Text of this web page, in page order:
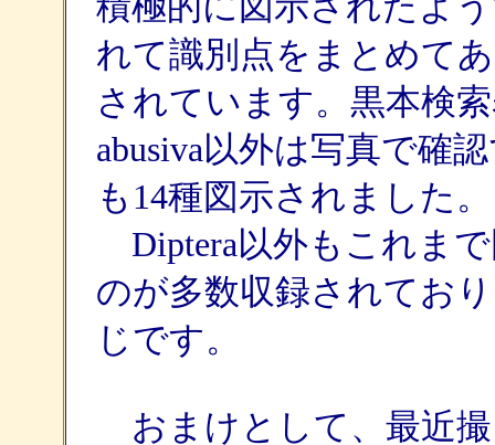
れて識別点をまとめて
されています。黒本検
abusiva以外は写真で確
も14種図示されました。
Diptera以外もこれま
のが多数収録されてお
じです。
おまけとして、最近